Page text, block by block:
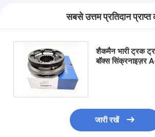
सबसे उत्तम प्रतिदान प्राप्त
शैकमैन भारी ट्रक
बॉक्स सिंक्रनाइज़र
जारी रखें